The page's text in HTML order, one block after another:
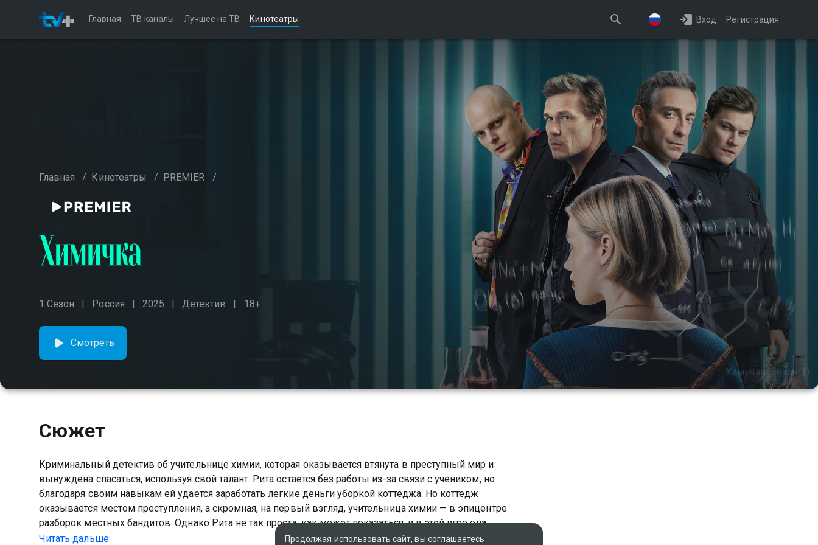
Главная ТВ каналы Лучшее на ТВ Кинотеатры Вход Регистрация
Главная / Кинотеатры / PREMIER /
1 Сезон Россия 2025 Детектив 18+
Химичка (сезон 1)
Смотреть
Сюжет
Криминальный детектив об учительнице химии, которая оказывается втянута в преступный мир и
вынуждена спасаться, используя свой талант. Рита остается без работы из-за связи с учеником, но
благодаря своим навыкам ей удается заработать легкие деньги уборкой коттеджа. Но коттедж
оказывается местом преступления, а скромная, на первый взгляд, учительница химии — в эпицентре
разборок местных бандитов. Однако Рита не так проста, как может показаться, и в этой игре она
становится самым опасным элементом.
Читать дальше Продолжая использовать сайт, вы соглашаетесь